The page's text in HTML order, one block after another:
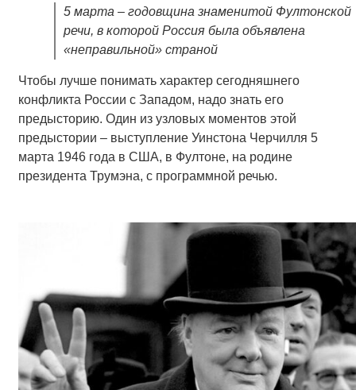
5 марта – годовщина знаменитой Фултонской
речи, в которой Россия была объявлена
«неправильной» страной
Чтобы лучше понимать характер сегодняшнего
конфликта России с Западом, надо знать его
предысторию. Один из узловых моментов этой
предыстории – выступление Уинстона Черчилля 5
марта 1946 года в США, в Фултоне, на родине
президента Трумэна, с программной речью.